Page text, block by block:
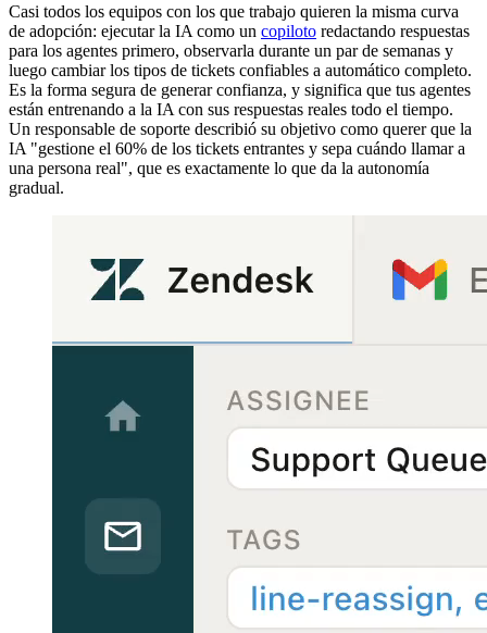
Casi todos los equipos con los que trabajo quieren la misma curva
de adopción: ejecutar la IA como un copiloto redactando respuestas
para los agentes primero, observarla durante un par de semanas y
luego cambiar los tipos de tickets confiables a automático completo.
Es la forma segura de generar confianza, y significa que tus agentes
están entrenando a la IA con sus respuestas reales todo el tiempo.
Un responsable de soporte describió su objetivo como querer que la
IA "gestione el 60% de los tickets entrantes y sepa cuándo llamar a
una persona real", que es exactamente lo que da la autonomía
gradual.